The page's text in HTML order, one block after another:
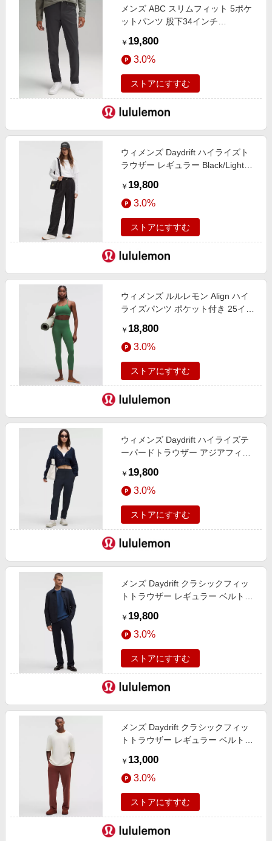
メンズ ABC スリムフィット 5ポケ
ットパンツ 股下34インチ
lululemon
￥ 19,800
3.0%
ストアにすすむ
ウィメンズ Daydrift ハイライズト
ラウザー レギュラー Black/Light
￥ 19,800
3.0%
ストアにすすむ
ウィメンズ ルルレモン Align ハイ
ライズパンツ ポケット付き 25イン
￥ 18,800
3.0%
ストアにすすむ
ウィメンズ Daydrift ハイライズテ
ーパードトラウザー アジアフィッ
￥ 19,800
3.0%
ストアにすすむ
メンズ Daydrift クラシックフィッ
トトラウザー レギュラー ベルトル
lululemon
￥ 19,800
3.0%
ストアにすすむ
メンズ Daydrift クラシックフィッ
トトラウザー レギュラー ベルトル
XS lululemon
￥ 13,000
3.0%
ストアにすすむ